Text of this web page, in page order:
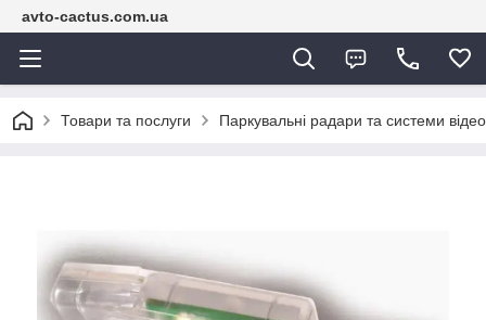
avto-cactus.com.ua
Товари та послуги Паркувальні радари та системи